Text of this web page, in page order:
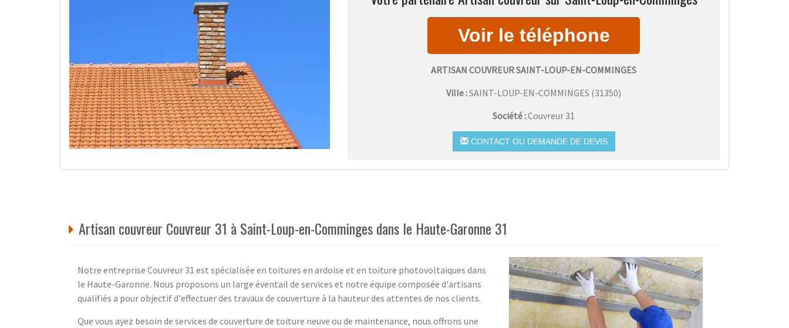
ARTISAN COUVREUR SAINT-LOUP-EN-COMMINGES
Ville :SAINT-LOUP-EN-COMMINGES (31350)
Société :Couvreur 31
CONTACT OU DEMANDE DE DEVIS
Artisan couvreur Couvreur 31 à Saint-Loup-en-Comminges dans le Haute-Garonne 31
Notre entreprise Couvreur 31 est spécialisée en toitures en ardoise et en toiture photovoltaïques dans
le Haute-Garonne. Nous proposons un large éventail de services et notre équipe composée d'artisans
qualifiés a pour objectif d'effectuer des travaux de couverture à la hauteur des attentes de nos clients.
Que vous ayez besoin de services de couverture de toiture neuve ou de maintenance, nous offrons une